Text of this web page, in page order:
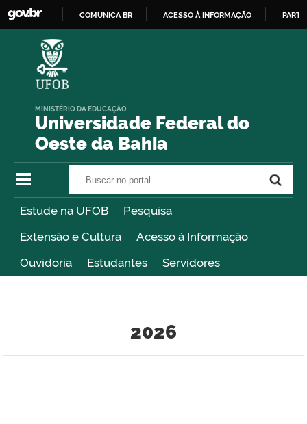
COMUNICA BR ACESSO À INFORMAÇÃO
Universidade Federal do
Oeste da Bahia
MINISTÉRIO DA EDUCAÇÃO
Estude na UFOB
Pesquisa
Extensão e Cultura
Acesso à Informação
Ouvidoria
Estudantes Servidores
2026